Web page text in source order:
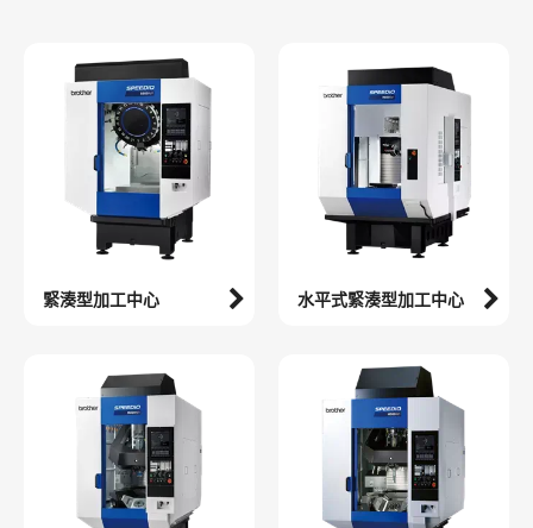
緊湊型加工中心 水平式緊湊型加工中心